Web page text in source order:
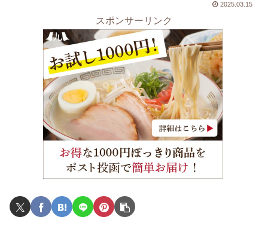
2025.03.15
スポンサーリンク